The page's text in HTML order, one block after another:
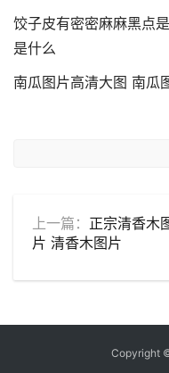
饺子皮有密密麻麻黑点
是什么
南瓜图片高清大图 南瓜
上一篇： 正宗清香木
片 清香木图片
Copyright